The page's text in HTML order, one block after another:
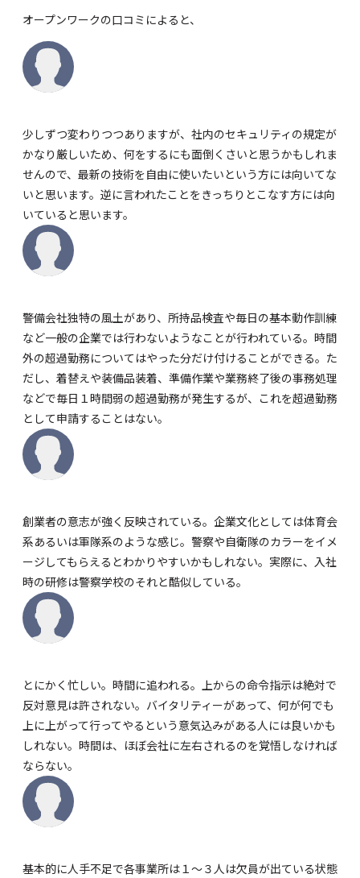
オープンワークの口コミによると、
少しずつ変わりつつありますが、社内のセキュリティの規定が
かなり厳しいため、何をするにも面倒くさいと思うかもしれま
せんので、最新の技術を自由に使いたいという方には向いてな
いと思います。逆に言われたことをきっちりとこなす方には向
いていると思います。
警備会社独特の風土があり、所持品検査や毎日の基本動作訓練
など一般の企業では行わないようなことが行われている。時間
外の超過勤務についてはやった分だけ付けることができる。た
だし、着替えや装備品装着、準備作業や業務終了後の事務処理
などで毎日１時間弱の超過勤務が発生するが、これを超過勤務
として申請することはない。
創業者の意志が強く反映されている。企業文化としては体育会
系あるいは軍隊系のような感じ。警察や自衛隊のカラーをイメ
ージしてもらえるとわかりやすいかもしれない。実際に、入社
時の研修は警察学校のそれと酷似している。
とにかく忙しい。時間に追われる。上からの命令指示は絶対で
反対意見は許されない。バイタリティーがあって、何が何でも
上に上がって行ってやるという意気込みがある人には良いかも
しれない。時間は、ほぼ会社に左右されるのを覚悟しなければ
ならない。
基本的に人手不足で各事業所は１～３人は欠員が出ている状態